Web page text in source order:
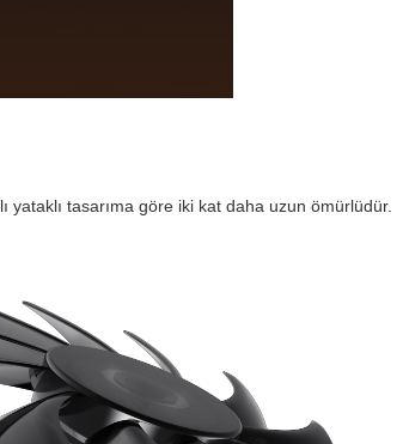
yataklı tasarıma göre iki kat daha uzun ömürlüdür.